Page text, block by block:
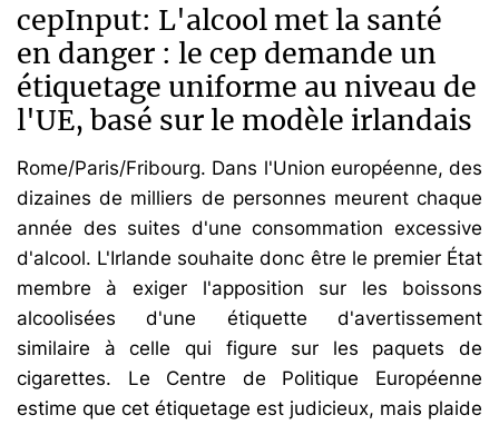
cepInput: L'alcool met la santé
en danger : le cep demande un
étiquetage uniforme au niveau de
l'UE, basé sur le modèle irlandais
Rome/Paris/Fribourg. Dans l'Union européenne, des
dizaines de milliers de personnes meurent chaque
année des suites d'une consommation excessive
d'alcool. L'Irlande souhaite donc être le premier État
membre à exiger l'apposition sur les boissons
alcoolisées d'une étiquette d'avertissement
similaire à celle qui figure sur les paquets de
cigarettes. Le Centre de Politique Européenne
estime que cet étiquetage est judicieux, mais plaide